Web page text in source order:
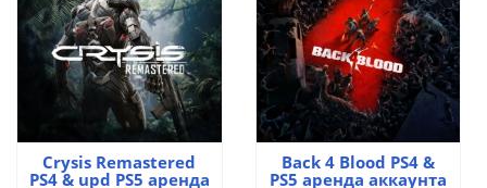
Crysis Remastered
PS4 & upd PS5 аренда
Back 4 Blood PS4 &
PS5 аренда аккаунта